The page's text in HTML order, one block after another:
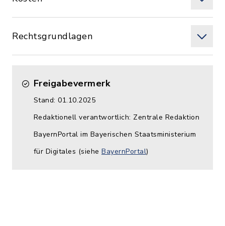
Rechtsgrundlagen
Freigabevermerk
Stand: 01.10.2025
Redaktionell verantwortlich: Zentrale Redaktion
BayernPortal im Bayerischen Staatsministerium
für Digitales (siehe BayernPortal)